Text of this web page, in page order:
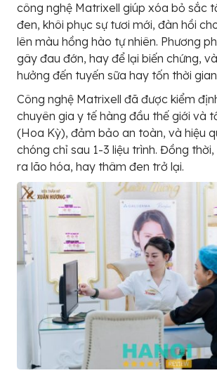
công nghệ Matrixell giúp xóa bỏ sắc
đen, khôi phục sự tươi mới, đàn hồi
lên màu hồng hào tự nhiên. Phương
gây đau đớn, hay để lại biến chứng,
hưởng đến tuyến sữa hay tốn thời
Công nghệ Matrixell đã được kiểm
chuyên gia y tế hàng đầu thế giới và
(Hoa Kỳ), đảm bảo an toàn, và hiệu
chóng chỉ sau 1-3 liệu trình. Đồng
ra lão hóa, hay thâm đen trở lại.